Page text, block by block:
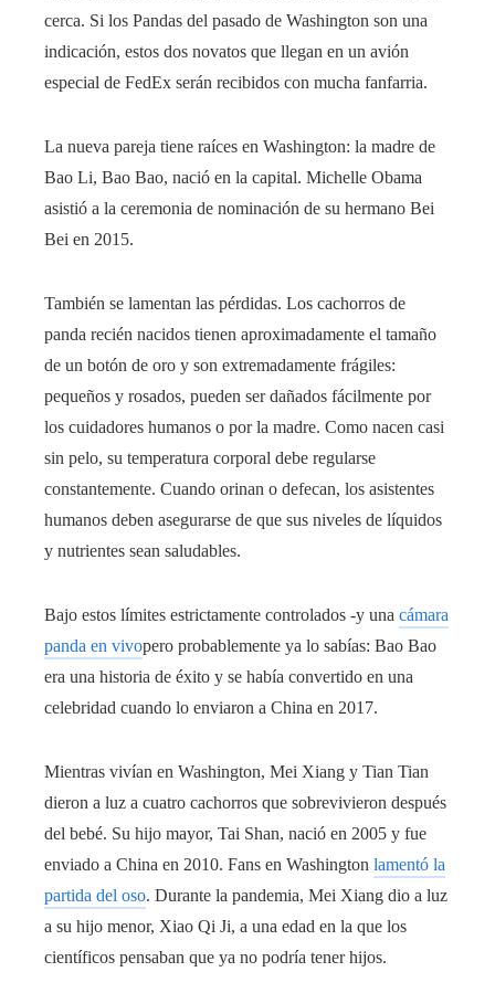
cerca. Si los Pandas del pasado de Washington son una
indicación, estos dos novatos que llegan en un avión
especial de FedEx serán recibidos con mucha fanfarria.
La nueva pareja tiene raíces en Washington: la madre de
Bao Li, Bao Bao, nació en la capital. Michelle Obama
asistió a la ceremonia de nominación de su hermano Bei
Bei en 2015.
También se lamentan las pérdidas. Los cachorros de
panda recién nacidos tienen aproximadamente el tamaño
de un botón de oro y son extremadamente frágiles:
pequeños y rosados, pueden ser dañados fácilmente por
los cuidadores humanos o por la madre. Como nacen casi
sin pelo, su temperatura corporal debe regularse
constantemente. Cuando orinan o defecan, los asistentes
humanos deben asegurarse de que sus niveles de líquidos
y nutrientes sean saludables.
Bajo estos límites estrictamente controlados -y una cámara
panda en vivopero probablemente ya lo sabías: Bao Bao
era una historia de éxito y se había convertido en una
celebridad cuando lo enviaron a China en 2017.
Mientras vivían en Washington, Mei Xiang y Tian Tian
dieron a luz a cuatro cachorros que sobrevivieron después
del bebé. Su hijo mayor, Tai Shan, nació en 2005 y fue
enviado a China en 2010. Fans en Washington lamentó la
partida del oso. Durante la pandemia, Mei Xiang dio a luz
a su hijo menor, Xiao Qi Ji, a una edad en la que los
científicos pensaban que ya no podría tener hijos.